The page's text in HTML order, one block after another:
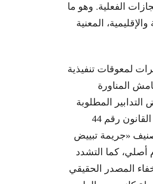
الفعلية. وهو ما
المعنية
لمعوقات تنفيذية
المناورة
المطلوبة
تستهدف نزع الغطاء الرسمي، عن مخالفات جسيمة ترد في مواد القانون رقم 44
«جريمة تبييض
أصلي، كما التشدد
المصدر الحقيقي